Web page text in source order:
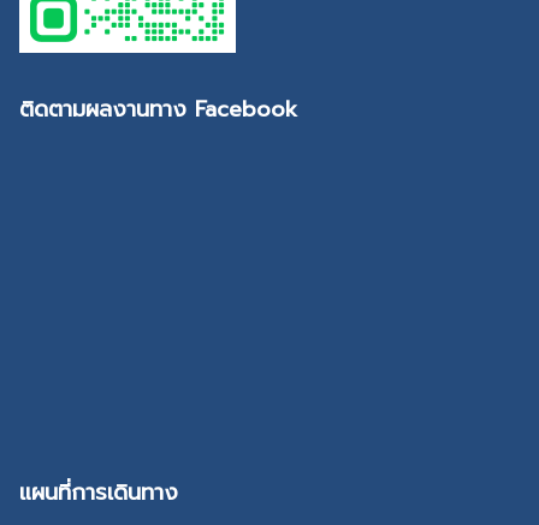
ติดตามผลงานทาง Facebook
แผนที่การเดินทาง